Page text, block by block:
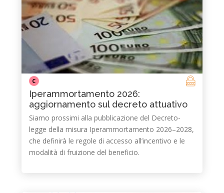
C
Iperammortamento 2026:
aggiornamento sul decreto attuativo
Siamo prossimi alla pubblicazione del Decreto-
legge della misura Iperammortamento 2026–2028,
che definirà le regole di accesso all’incentivo e le
modalità di fruizione del beneficio.